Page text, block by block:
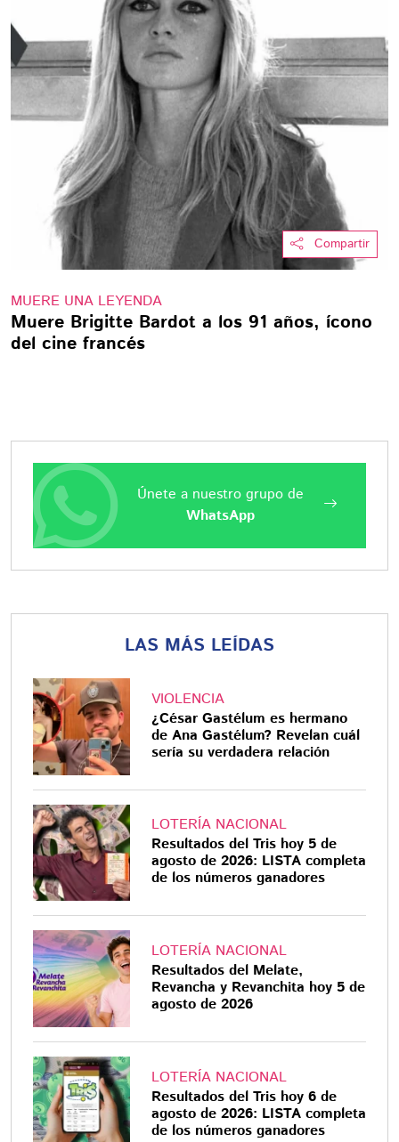
Compartir
MUERE UNA LEYENDA
Muere Brigitte Bardot a los 91 años, ícono
del cine francés
Únete a nuestro grupo de
WhatsApp
LAS MÁS LEÍDAS
VIOLENCIA
¿César Gastélum es hermano
de Ana Gastélum? Revelan cuál
sería su verdadera relación
LOTERÍA NACIONAL
Resultados del Tris hoy 5 de
agosto de 2026: LISTA completa
de los números ganadores
LOTERÍA NACIONAL
Resultados del Melate,
Revancha y Revanchita hoy 5 de
agosto de 2026
LOTERÍA NACIONAL
Resultados del Tris hoy 6 de
agosto de 2026: LISTA completa
de los números ganadores